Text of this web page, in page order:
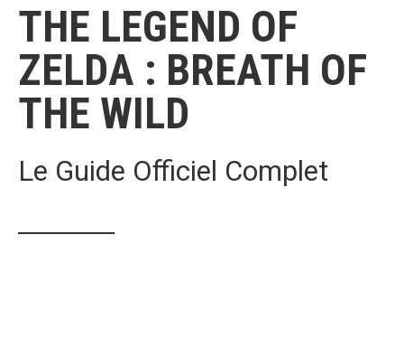
THE LEGEND OF
ZELDA : BREATH OF
THE WILD
Le Guide Officiel Complet